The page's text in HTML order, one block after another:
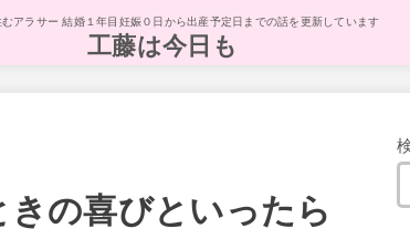
むアラサー 結婚１年目妊娠０日から出産予定日までの話を更新しています
工藤は今日も
の喜びといったら